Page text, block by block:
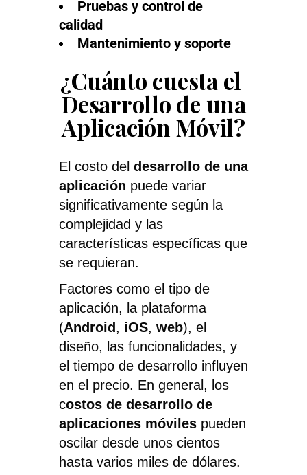
Pruebas y control de
calidad
Mantenimiento y soporte
¿Cuánto cuesta el
Desarrollo de una
Aplicación Móvil?
El costo del desarrollo de una
aplicación puede variar
significativamente según la
complejidad y las
características específicas que
se requieran.
Factores como el tipo de
aplicación, la plataforma
(Android, iOS, web), el
diseño, las funcionalidades, y
el tiempo de desarrollo influyen
en el precio. En general, los
costos de desarrollo de
aplicaciones móviles pueden
oscilar desde unos cientos
hasta varios miles de dólares.